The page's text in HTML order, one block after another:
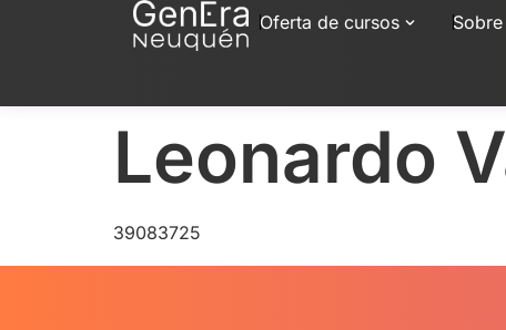
Oferta de cursos
Leonardo
39083725